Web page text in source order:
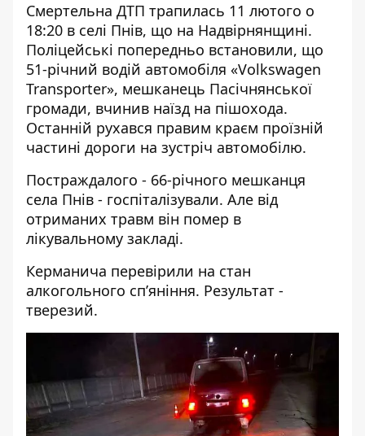
Смертельна ДТП трапилась 11 лютого о
18:20 в селі Пнів, що на Надвірнянщині.
Поліцейські попередньо встановили, що
51-річний водій автомобіля «Volkswagen
Transporter», мешканець Пасічнянської
громади, вчинив наїзд на пішохода.
Останній рухався правим краєм проїзній
частині дороги на зустріч автомобілю.
Постраждалого - 66-річного мешканця
села Пнів - госпіталізували. Але від
отриманих травм він помер в
лікувальному закладі.
Керманича перевірили на стан
алкогольного сп’яніння. Результат -
тверезий.